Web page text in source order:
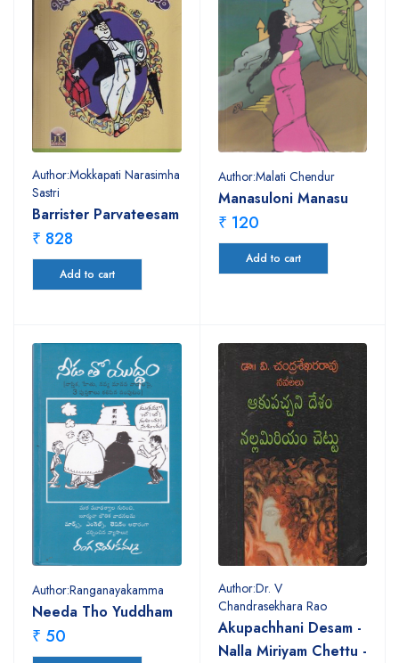
Author:Mokkapati Narasimha
Sastri
Barrister Parvateesam
₹ 828
Add to cart
Author:Malati Chendur
Manasuloni Manasu
₹ 120
Add to cart
Author:Ranganayakamma
Needa Tho Yuddham
₹ 50
Author:Dr. V
Chandrasekhara Rao
Akupachhani Desam -
Nalla Miriyam Chettu -